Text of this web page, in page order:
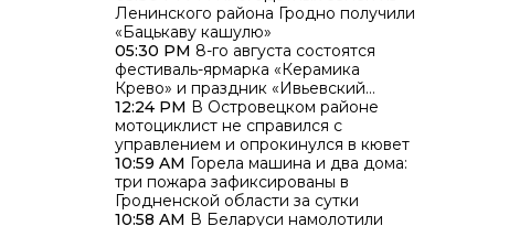
Ленинского района Гродно получили
«Бацькаву кашулю»
05:30 PM 8-го августа состоятся
фестиваль-ярмарка «Керамика
Крево» и праздник «Ивьевский
помидор»
12:24 PM В Островецком районе
мотоциклист не справился с
управлением и опрокинулся в кювет
10:59 AM Горела машина и два дома:
три пожара зафиксированы в
Гродненской области за сутки
10:58 AM В Беларуси намолотили